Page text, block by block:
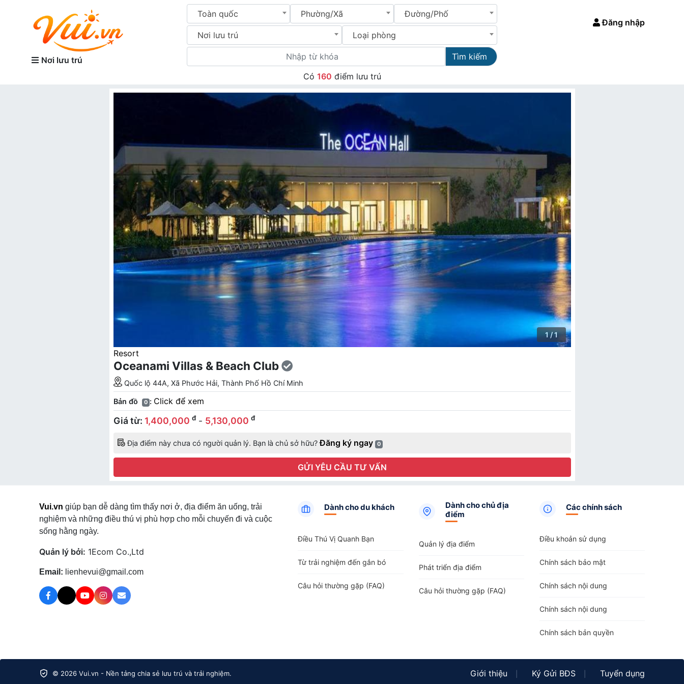
Nơi lưu trú
Toàn quốc Phường/Xã Đường/Phố
Nơi lưu trú Loại phòng
Tìm kiếm
Đăng nhập
Có 160 điểm lưu trú
1 / 1
Resort
Oceanami Villas & Beach Club
Quốc lộ 44A, Xã Phước Hải, Thành Phố Hồ Chí Minh
Bản đồ 0 : Click để xem
Giá từ: 1,400,000 đ - 5,130,000 đ
Địa điểm này chưa có người quản lý. Bạn là chủ sở hữu?Đăng ký ngay 0
GỬI YÊU CẦU TƯ VẤN
Vui.vn giúp bạn dễ dàng tìm thấy nơi ở, địa điểm ăn uống, trải
nghiệm và những điều thú vị phù hợp cho mỗi chuyến đi và cuộc
sống hằng ngày.
Quản lý bởi: 1Ecom Co.,Ltd
Email: lienhevui@gmail.com
Dành cho du khách
Điều Thú Vị Quanh Bạn
Từ trải nghiệm đến gắn bó
Câu hỏi thường gặp (FAQ)
Dành cho chủ địa
điểm
Quản lý địa điểm
Phát triển địa điểm
Câu hỏi thường gặp (FAQ)
Các chính sách
Điều khoản sử dụng
Chính sách bảo mật
Chính sách nội dung
Chính sách nội dung
Chính sách bản quyền
© 2026 Vui.vn - Nền tảng chia sẻ lưu trú và trải nghiệm. Giới thiệu Ký Gửi BĐS Tuyển dụng